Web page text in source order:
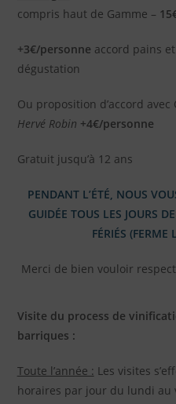
compris haut de Gamme –
+3€/personne accord pains
dégustation
Ou proposition d’accord
Hervé Robin +4€/personne
Gratuit jusqu’à 12 ans
PENDANT L’ÉTÉ, NOUS
GUIDÉE TOUS LES JOURS
FÉRIÉS
Merci de bien vouloir
Visite du process de
barriques :
Toute l’année : Les visites
horaires par jour du lundi au